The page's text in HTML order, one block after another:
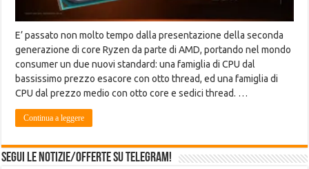
E’ passato non molto tempo dalla presentazione della seconda
generazione di core Ryzen da parte di AMD, portando nel mondo
consumer un due nuovi standard: una famiglia di CPU dal
bassissimo prezzo esacore con otto thread, ed una famiglia di
CPU dal prezzo medio con otto core e sedici thread. …
Continua a leggere
Segui le notizie/offerte su Telegram!